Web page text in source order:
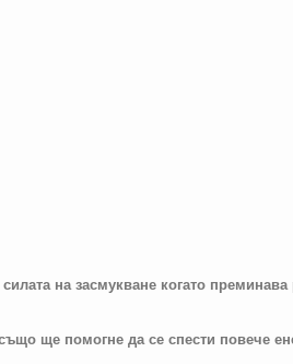
на засмукване когато
ще помогне да се спести повече